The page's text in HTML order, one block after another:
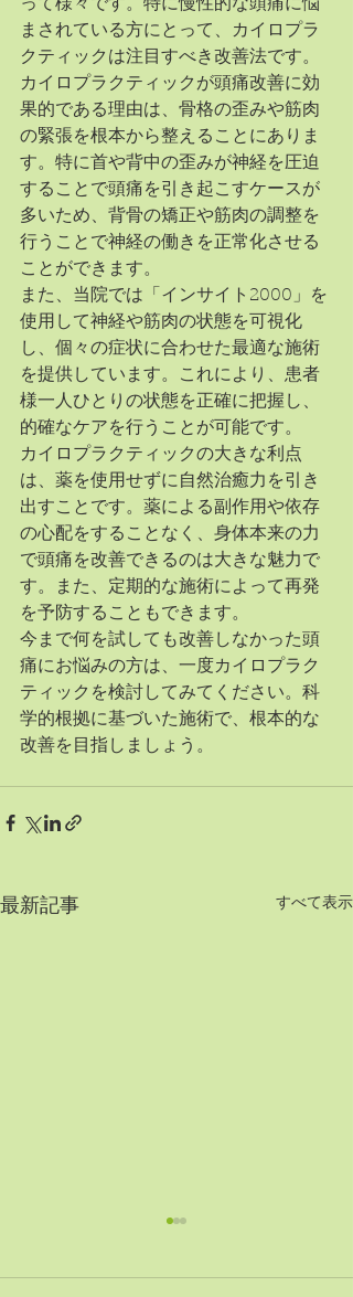
って様々です。特に慢性的な頭痛に悩
まされている方にとって、カイロプラ
クティックは注目すべき改善法です。
カイロプラクティックが頭痛改善に効
果的である理由は、骨格の歪みや筋肉
の緊張を根本から整えることにありま
す。特に首や背中の歪みが神経を圧迫
することで頭痛を引き起こすケースが
多いため、背骨の矯正や筋肉の調整を
行うことで神経の働きを正常化させる
ことができます。
また、当院では「インサイト2000」を
使用して神経や筋肉の状態を可視化
し、個々の症状に合わせた最適な施術
を提供しています。これにより、患者
様一人ひとりの状態を正確に把握し、
的確なケアを行うことが可能です。
カイロプラクティックの大きな利点
は、薬を使用せずに自然治癒力を引き
出すことです。薬による副作用や依存
の心配をすることなく、身体本来の力
で頭痛を改善できるのは大きな魅力で
す。また、定期的な施術によって再発
を予防することもできます。
今まで何を試しても改善しなかった頭
痛にお悩みの方は、一度カイロプラク
ティックを検討してみてください。科
学的根拠に基づいた施術で、根本的な
改善を目指しましょう。
最新記事 すべて表示